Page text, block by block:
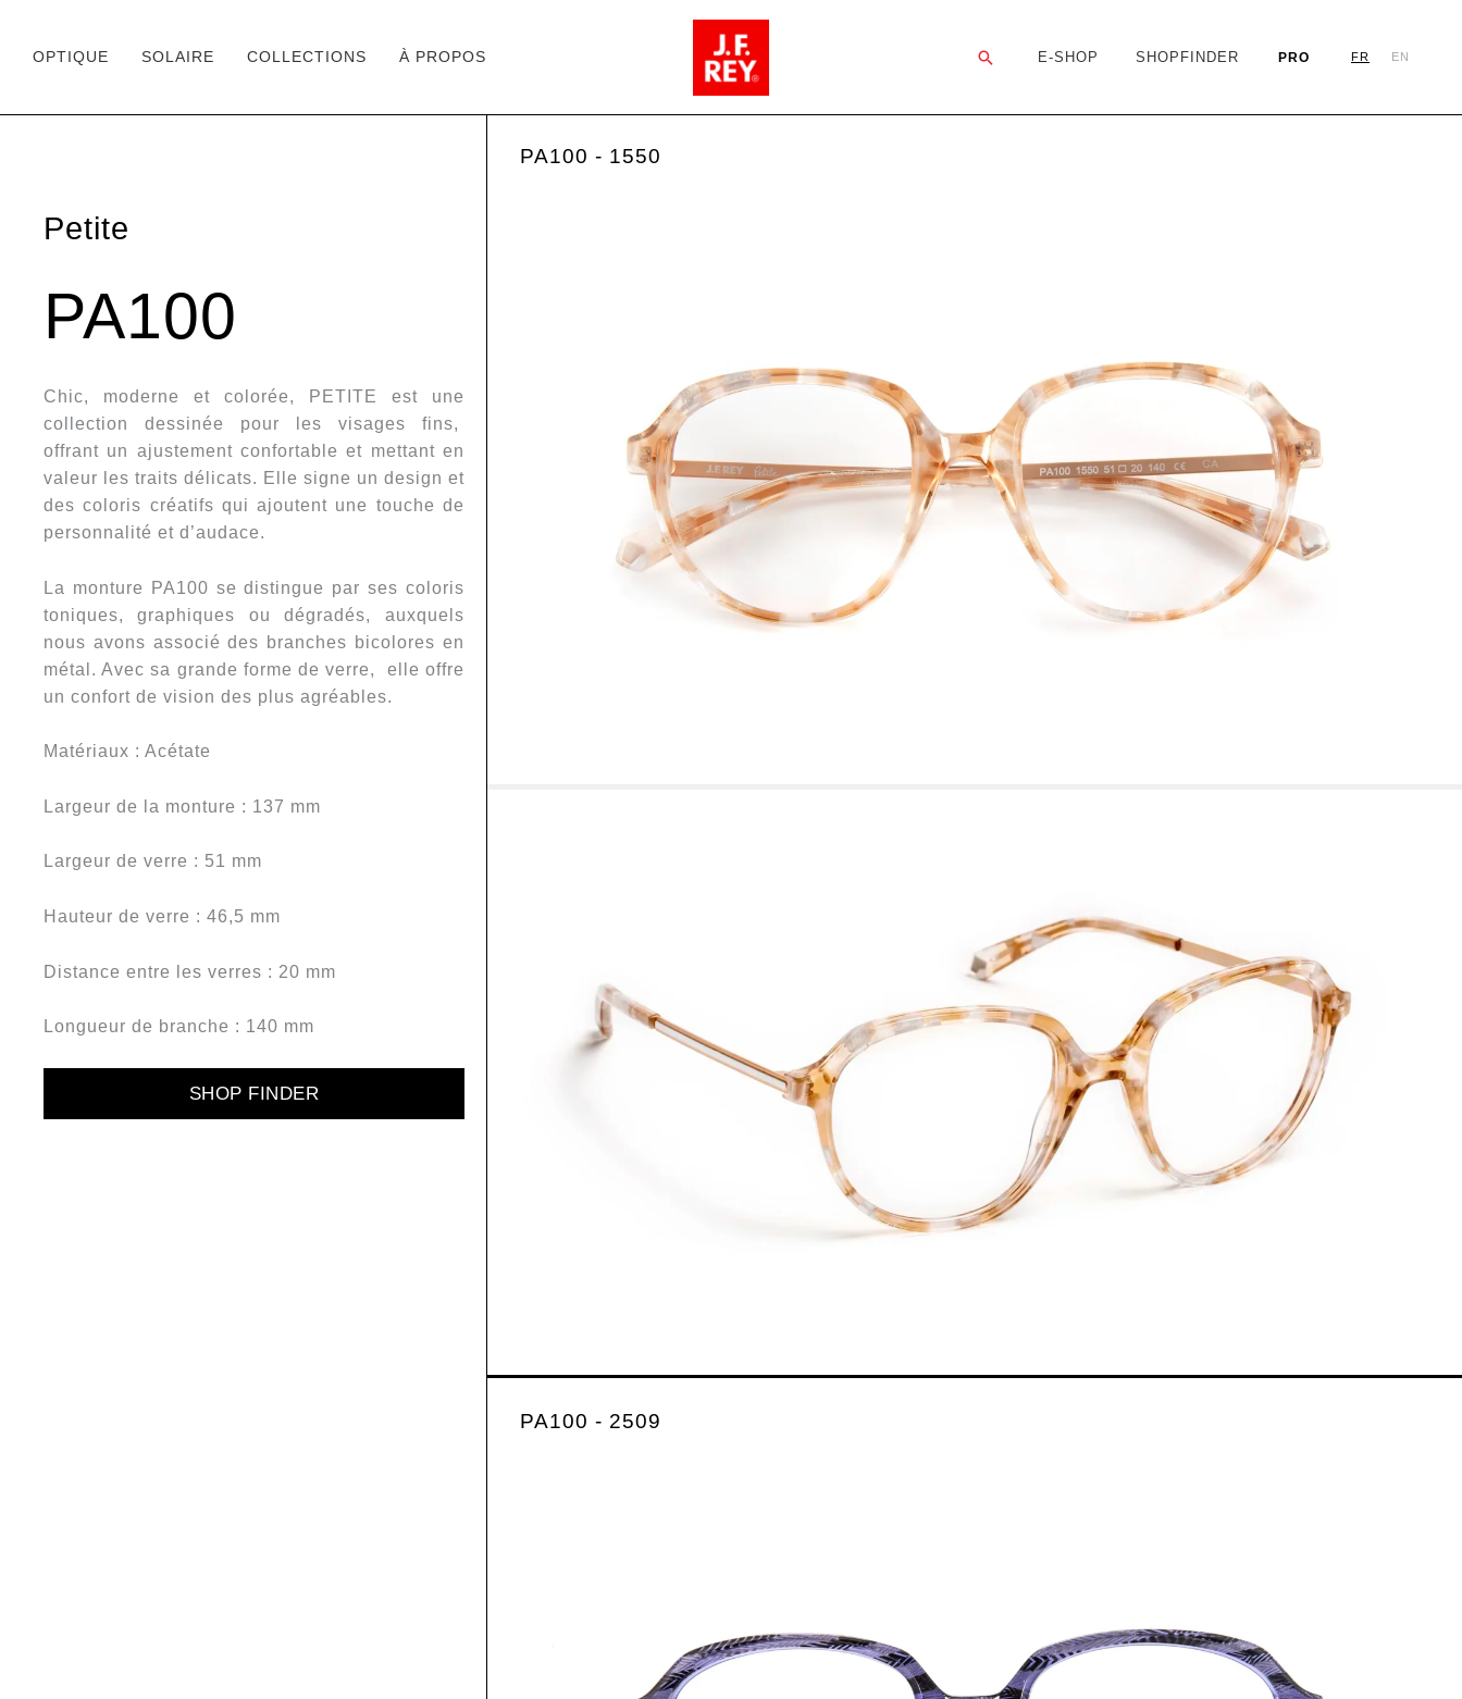
au
OPTIQUE SOLAIRE COLLECTIONS À PROPOS Rechercher
E-SHOP SHOPFINDER PRO FR EN
Petite
PA100
Chic, moderne et colorée, PETITE est une
collection dessinée pour les visages fins,
offrant un ajustement confortable et mettant en
valeur les traits délicats. Elle signe un design et
des coloris créatifs qui ajoutent une touche de
personnalité et d’audace.
La monture PA100 se distingue par ses coloris
toniques, graphiques ou dégradés, auxquels
nous avons associé des branches bicolores en
métal. Avec sa grande forme de verre, elle offre
un confort de vision des plus agréables.
Matériaux : Acétate
Largeur de la monture : 137 mm
Largeur de verre : 51 mm
Hauteur de verre : 46,5 mm
Distance entre les verres : 20 mm
Longueur de branche : 140 mm
SHOP FINDER
PA100 - 1550
PA100 - 2509